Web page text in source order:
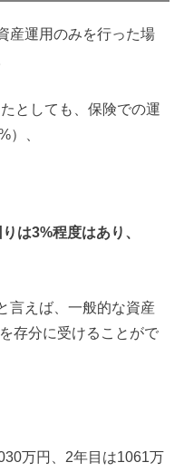
産運用のみを行った場
としても、保険での運
）、
は3%程度はあり、
言えば、一般的な資産
を存分に受けることがで
万円、2年目は1061万